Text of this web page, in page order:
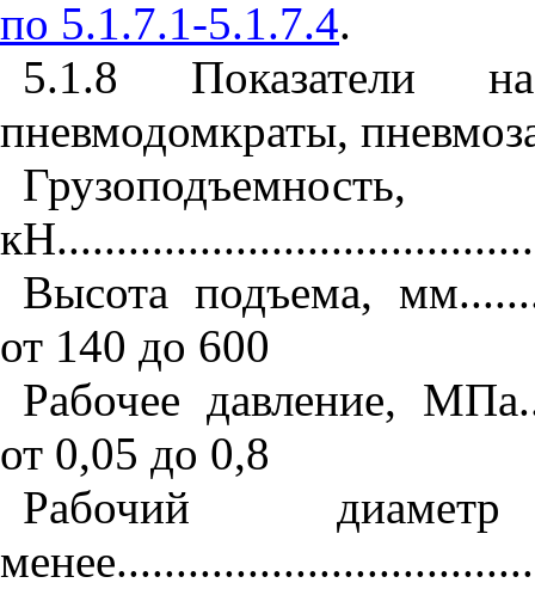
по 5.1.7.1-5.1.7.4.
5.1.8 Показатели
пневмодомкраты,
Грузоподъемность,
кН
Высота подъема, мм
от 140 до 600
Рабочее давление, МПа
от 0,05 до 0,8
Рабочий
менее